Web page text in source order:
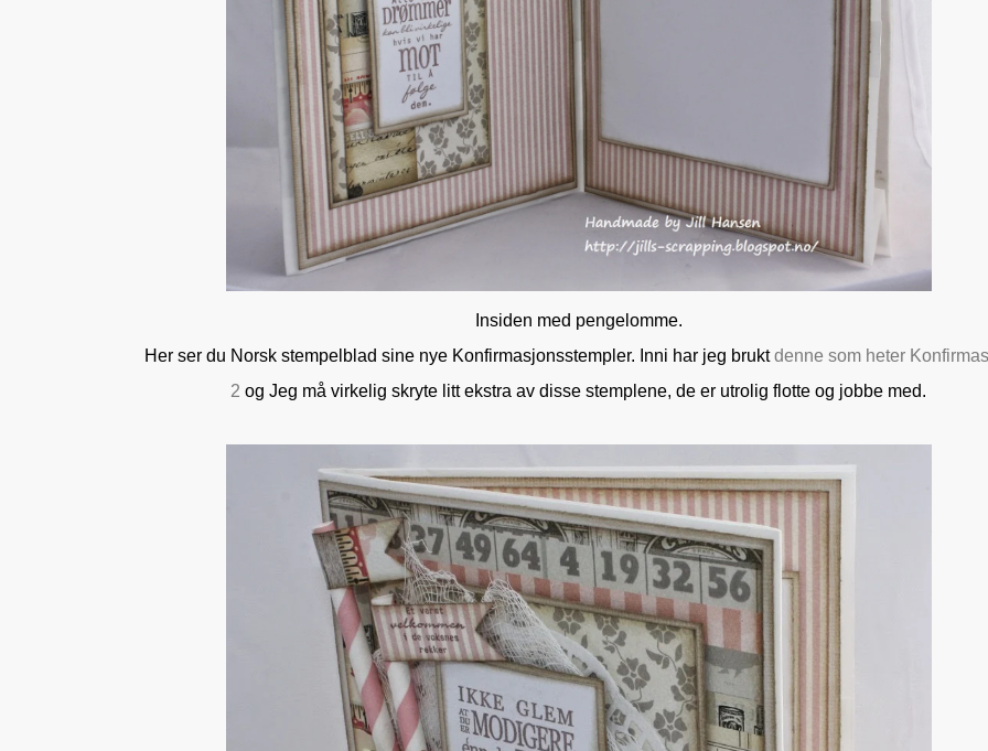
Insiden med pengelomme.
Her ser du Norsk stempelblad sine nye Konfirmasjonsstempler. Inni har jeg bruktdenne som heter
2 og Jeg må virkelig skryte litt ekstra av disse stemplene, de er utrolig flotte og jobbe med.